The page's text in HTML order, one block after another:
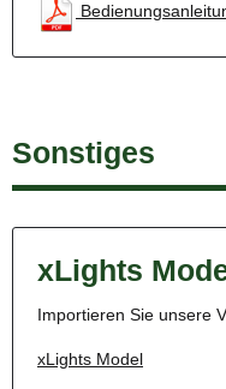
Sonstiges
xLights
Importieren Sie unsere
xLights Model